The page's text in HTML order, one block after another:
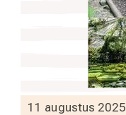
11 augustus 2025